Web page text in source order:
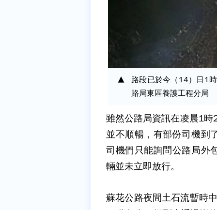
路段已於今（14）日1
路局東區養護工程分局
雖然公路局資訊在凌晨1
並不順暢，有部份司機到
司機們只能詢問公路局外
輛並未立即放行。
蘇花公路夜間土石流暫時